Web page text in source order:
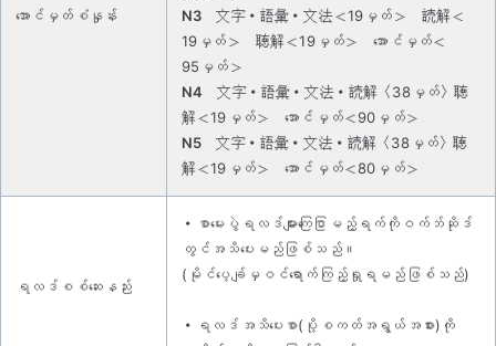
အောင်မှတ်စံနှုန်း
N3 文字・語彙・文法＜19မှတ်＞ 読解＜
19မှတ်＞ 聴解＜19မှတ်＞ အောင်မှတ်＜
95မှတ်＞
N4 文字・語彙・文法・読解〈38မှတ်〉聴
解＜19မှတ်＞ အောင်မှတ်＜90မှတ်＞
N5 文字・語彙・文法・読解〈38မှတ်〉聴
解＜19မှတ်＞ အောင်မှတ်＜80မှတ်＞
ရလဒ်စစ်ဆေးနည်း
・စာမေးပွဲရလဒ်များကြေငြာမည့်ရက်ကိုဝက်ဘ်ဆိုဒ်
တွင်အသိပေးမည်ဖြစ်သည်။
(မိုင်ပေ့ချ်မှဝင်ရောက်ကြည့်ရှုရမည်ဖြစ်သည်)
・ရလဒ်အသိပေးစာ(ပို့စကတ်အရွယ်အစား)ကို